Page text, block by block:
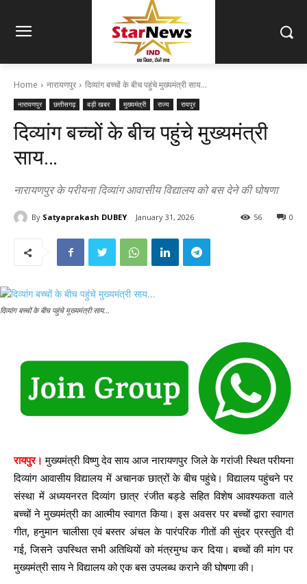
Home नारायणपुर दिव्यांग बच्चों के बीच पहुंचे मुख्यमंत्री साय…
नारायणपुर छत्तीसगढ़ बड़ी खबर मुख्यमंत्री राज्य रायपुर
दिव्यांग बच्चों के बीच पहुंचे मुख्यमंत्री
साय…
नारायणपुर के परीयना दिव्यांग आवासीय विद्यालय को बस देने की घोषणा
By Satyaprakash DUBEY January 31, 2026 0
56
दिव्यांग बच्चों के बीच पहुंचे मुख्यमंत्री साय…
रायपुर। मुख्यमंत्री विष्णु देव साय आज नारायणपुर जिले के गरांजी स्थित परीयना
दिव्यांग आवासीय विद्यालय में अचानक छात्रों के बीच पहुंचे। विद्यालय पहुंचने पर
संस्था में अध्ययनरत दिव्यांग छात्र रंजीत बड्डे सहित विशेष आवश्यकता वाले
बच्चों ने मुख्यमंत्री का आत्मीय स्वागत किया। इस अवसर पर बच्चों द्वारा स्वागत
गीत, हनुमान चालीसा एवं बस्तर अंचल के पारंपरिक गीतों की सुंदर प्रस्तुति दी
गई, जिसने उपस्थित सभी अतिथियों को मंत्रमुग्ध कर दिया। बच्चों की मांग पर
मुख्यमंत्री साय ने विद्यालय को एक बस उपलब्ध कराने की घोषणा की।